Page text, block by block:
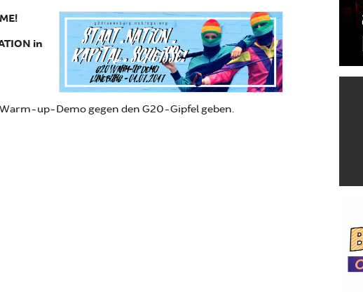
in
Warm-up-Demo gegen den G20-Gipfel geben.